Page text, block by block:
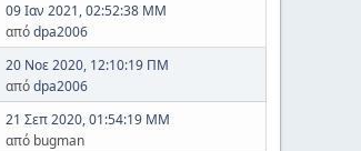
09 Ιαν 2021, 02:52:38 ΜΜ
απόdpa2006
20 Νοε 2020, 12:10:19 ΠΜ
απόdpa2006
21 Σεπ 2020, 01:54:19 ΜΜ
από bugman